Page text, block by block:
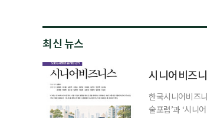
최신 뉴스
시니어비즈
한국시니어비즈
술포럼’과 ‘시니